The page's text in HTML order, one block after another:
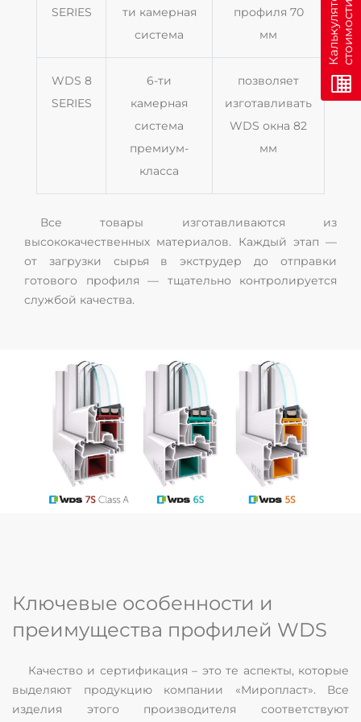
SERIES
ти камерная
система
профиля 70
мм
WDS 8
SERIES
6-ти
камерная
система
премиум-
класса
позволяет
изготавливать
WDS окна 82
мм
Все товары изготавливаются из
высококачественных материалов. Каждый этап —
от загрузки сырья в экструдер до отправки
готового профиля — тщательно контролируется
службой качества.
Ключевые особенности и
преимущества профилей WDS
Качество и сертификация – это те аспекты, которые
выделяют продукцию компании «Миропласт». Все
изделия этого производителя соответствуют
К
а
л
ь
к
у
л
я
т
о
р
с
т
о
и
м
о
с
т
и
о
н
л
а
й